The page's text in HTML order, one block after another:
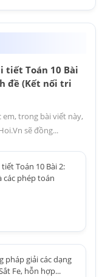
tiết Toán 10 Bài
đề (Kết nối tri
em, trong bài viết này,
sẽ đồng...
tiết Toán 10 Bài 2:
các phép toán
pháp giải các dạng
Fe, hỗn hợp...